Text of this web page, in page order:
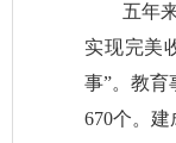
五年
实现完美
事”。教育
670个。